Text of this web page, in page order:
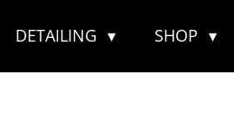
DETAILING SHOP